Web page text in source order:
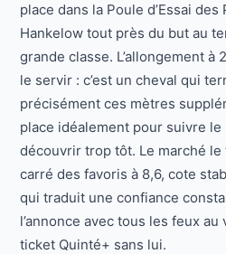
place dans la Poule d’Essai
Hankelow tout près du but au
grande classe. L’allongement à
le servir : c’est un cheval qui
précisément ces mètres
place idéalement pour suivre le
découvrir trop tôt. Le marché
carré des favoris à 8,6, cote
qui traduit une confiance
l’annonce avec tous les feux
ticket Quinté+ sans lui.